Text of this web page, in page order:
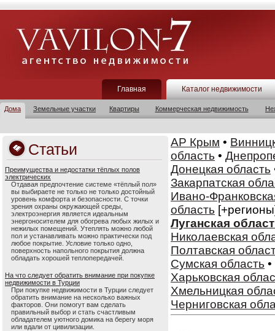
Главная Каталог недвижимости
Дома Земельные участки Квартиры Коммерческая недвижимость
Статьи
Преимущества и недостатки тёплых полов
электрических
Отдавая предпочтение системе «тёплый пол»
вы выбираете не только не только достойный
уровень комфорта и безопасности. С точки
зрения охраны окружающей среды,
электроэнергия является идеальным
энергоносителем для обогрева любых жилых и
нежилых помещений. Утеплять можно любой
пол и устанавливать можно практически под
любое покрытие. Условие только одно,
поверхность напольного покрытия должна
обладать хорошей теплопередачей.
На что следует обратить внимание при покупке
недвижимости в Турции
При покупке недвижимости в Турции следует
обратить внимание на несколько важных
факторов. Они помогут вам сделать
правильный выбор и стать счастливым
обладателем уютного домика на берегу моря
или вдали от цивилизации.
АР Крым •
область •
Донецкая область
Закарпатская
Ивано-
область
Луганская
Николаевская
Полтавская
Сумская область •
Харьковская
Хмельницкая
Черниговская